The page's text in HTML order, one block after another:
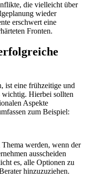
die vielleicht über
wieder
erschwert eine
Fronten.
ist eine frühzeitige und
wichtig. Hierbei sollten
Aspekte
zum Beispiel:
werden, wenn der
ausscheiden
es, alle Optionen zu
hinzuzuziehen.